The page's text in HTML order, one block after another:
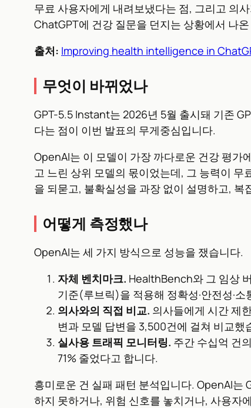
무료 사용자에게 내려보냈다는 점, 그리고 의
ChatGPT에 건강 질문을 던지는 상황에서 나
출처: Improving health intelligence in
무엇이 바뀌었나
GPT-5.5 Instant는 2026년 5월 출시돼 기존
다는 점이 이번 발표의 무게중심입니다.
OpenAI는 이 모델이 가장 까다로운 건강 평
고 느린 상위 모델의 몫이었는데, 그 능력이
을 되묻고, 불확실성을 과장 없이 설명하고,
어떻게 측정했나
OpenAI는 세 가지 방식으로 성능을 쟀습니다.
자체 벤치마크. HealthBench와 그 임상
기준(루브릭)을 적용해 정확성·안전성·
의사와의 직접 비교. 의사들에게 시간 제
변과 모델 답변을 3,500건에 걸쳐 비교했
실사용 트래픽 모니터링. 주간 수십억 건
71% 줄었다고 합니다.
흥미로운 건 실패 패턴 분석입니다. OpenAI는
하지 못하거나, 위험 신호를 놓치거나, 사용자